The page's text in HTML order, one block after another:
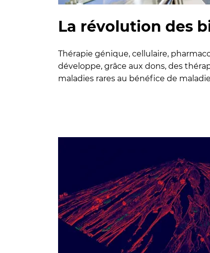
La révolution des
Thérapie génique, cellulaire,
développe, grâce aux dons, des
maladies rares au bénéfice de